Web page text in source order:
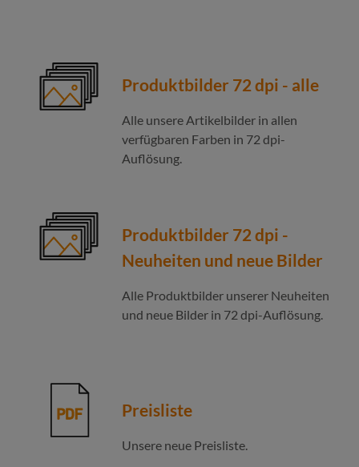
Produktbilder 72 dpi - alle
Alle unsere Artikelbilder in allen
verfügbaren Farben in 72 dpi-
Auflösung.
Produktbilder 72 dpi -
Neuheiten und neue Bilder
Alle Produktbilder unserer Neuheiten
und neue Bilder in 72 dpi-Auflösung.
Preisliste
Unsere neue Preisliste.